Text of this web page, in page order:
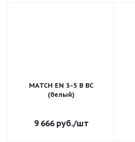
MATCH EN 3-5 B BC
(белый)
9 666руб./шт